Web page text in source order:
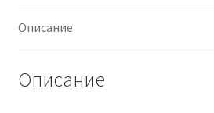
Описание
Описание